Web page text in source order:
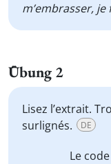
m’embrasser,
Übung 2
Lisez l’extrait.
surlignés.
DE
Le